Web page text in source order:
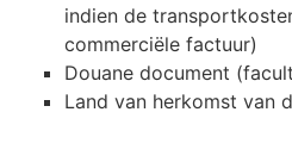
indien de
commerciële factuur)
Douane document
Land van herkomst van